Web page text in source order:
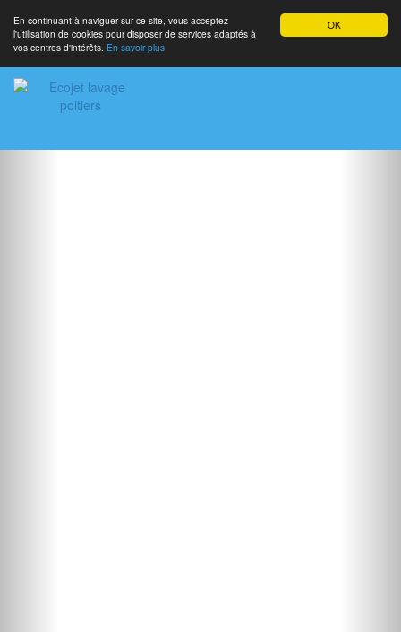
OK
En continuant à naviguer sur ce site, vous acceptez
l'utilisation de cookies pour disposer de services adaptés à
vos centres d'intérêts. En savoir plus